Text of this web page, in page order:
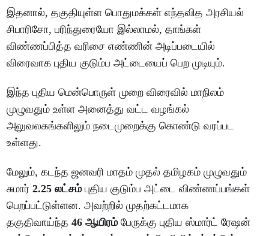
இதனால், தகுதியுள்ள பொதுமக்கள் எந்தவித அரசியல்
சிபாரிசோ, பரிந்துரையோ இல்லாமல், தாங்கள்
விண்ணப்பித்த வரிசை எண்ணின் அடிப்படையில்
விரைவாக புதிய குடும்ப அட்டையைப் பெற முடியும்.
இந்த புதிய மென்பொருள் முறை விரைவில் மாநிலம்
முழுவதும் உள்ள அனைத்து வட்ட வழங்கல்
அலுவலகங்களிலும் நடைமுறைக்கு கொண்டு வரப்பட
உள்ளது.
மேலும், கடந்த ஜனவரி மாதம் முதல் தமிழகம் முழுவதும்
சுமார்2.25 லட்சம்புதிய குடும்ப அட்டை விண்ணப்பங்கள்
பெறப்பட்டுள்ளன. அவற்றில் முதற்கட்டமாக
தகுதிவாய்ந்த46 ஆயிரம்பேருக்கு புதிய ஸ்மார்ட் ரேஷன்